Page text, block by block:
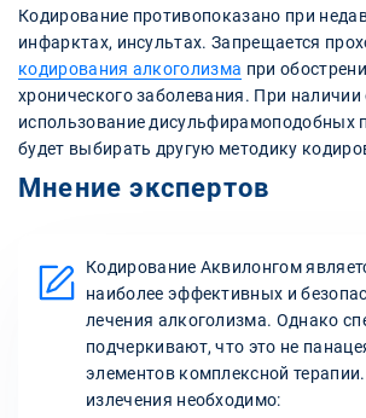
Кодирование противопоказано при
инфарктах, инсультах. Запрещается
кодирования алкоголизма при
хронического заболевания. При наличии
использование дисульфирамоподобных
будет выбирать другую методику
Мнение экспертов
Кодирование Аквилонгом
наиболее эффективных и
лечения алкоголизма. Однако
подчеркивают, что это не
элементов комплексной
излечения необходимо: